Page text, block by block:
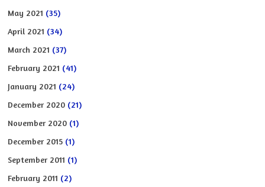
May 2021 (35)
April 2021 (34)
March 2021 (37)
February 2021 (41)
January 2021 (24)
December 2020 (21)
November 2020 (1)
December 2015 (1)
September 2011 (1)
February 2011 (2)